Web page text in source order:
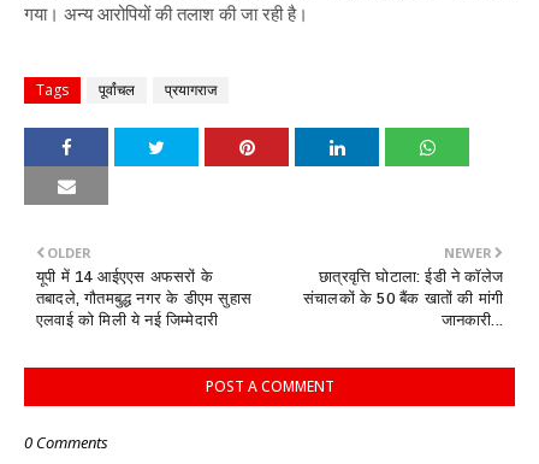
गया। अन्य आरोपियों की तलाश की जा रही है।
Tags पूर्वांचल प्रयागराज
NEWER
छात्रवृत्ति घोटाला: ईडी ने कॉलेज
संचालकों के 50 बैंक खातों की मांगी
जानकारी...
OLDER
यूपी में 14 आईएएस अफसरों के
तबादले, गौतमबुद्ध नगर के डीएम सुहास
एलवाई को मिली ये नई जिम्मेदारी
POST A COMMENT
0 Comments